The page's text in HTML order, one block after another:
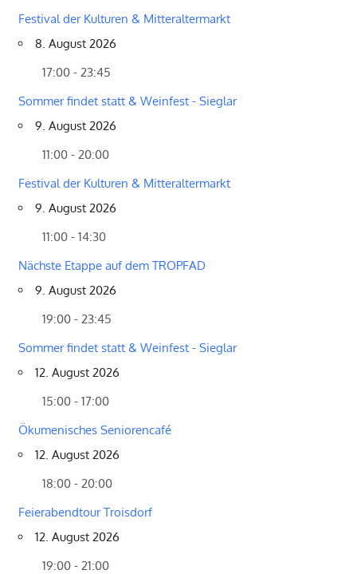
Festival der Kulturen & Mitteraltermarkt
8. August 2026
17:00 - 23:45
Sommer findet statt & Weinfest - Sieglar
9. August 2026
11:00 - 20:00
Festival der Kulturen & Mitteraltermarkt
9. August 2026
11:00 - 14:30
Nächste Etappe auf dem TROPFAD
9. August 2026
19:00 - 23:45
Sommer findet statt & Weinfest - Sieglar
12. August 2026
15:00 - 17:00
Ökumenisches Seniorencafé
12. August 2026
18:00 - 20:00
Feierabendtour Troisdorf
12. August 2026
19:00 - 21:00